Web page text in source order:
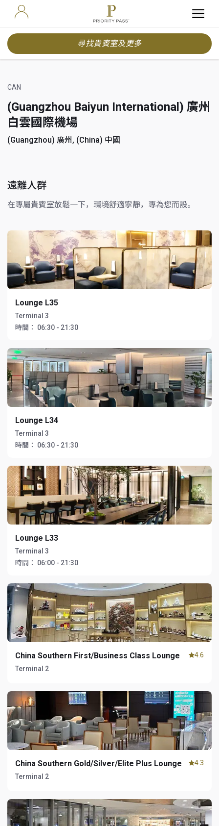
尋找貴賓室及更多
CAN
(Guangzhou Baiyun International) 廣州
白雲國際機場
(Guangzhou) 廣州, (China) 中國
遠離人群
在專屬貴賓室放鬆一下，環境舒適寧靜，專為您而設。
Lounge L35
Terminal 3
時間：
06:30 - 21:30
Lounge L34
Terminal 3
時間：
06:30 - 21:30
Lounge L33
Terminal 3
時間：
06:00 - 21:30
China Southern First/Business Class Lounge
Terminal 2
4.6
China Southern Gold/Silver/Elite Plus Lounge
Terminal 2
4.3